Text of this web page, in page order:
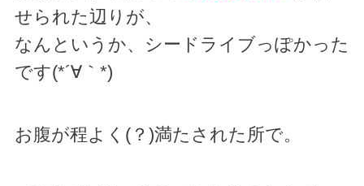
せられた辺りが、
なんというか、シードライブっぽかった
です(*´∀｀*)
お腹が程よく(？)満たされた所で。